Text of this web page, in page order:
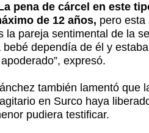
pena de cárcel en este
de 12 años, pero esta
la pareja sentimental de la
bebé dependía de él y
expresó.
también lamentó que
en Surco haya
pudiera testificar.